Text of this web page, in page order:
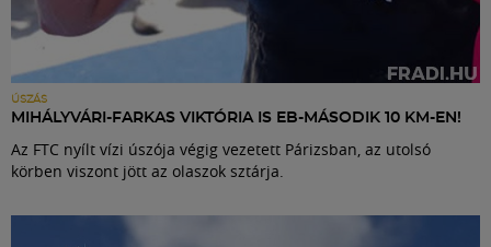
ÚSZÁS
MIHÁLYVÁRI-FARKAS VIKTÓRIA IS EB-MÁSODIK 10 KM-EN!
Az FTC nyílt vízi úszója végig vezetett Párizsban, az utolsó
körben viszont jött az olaszok sztárja.